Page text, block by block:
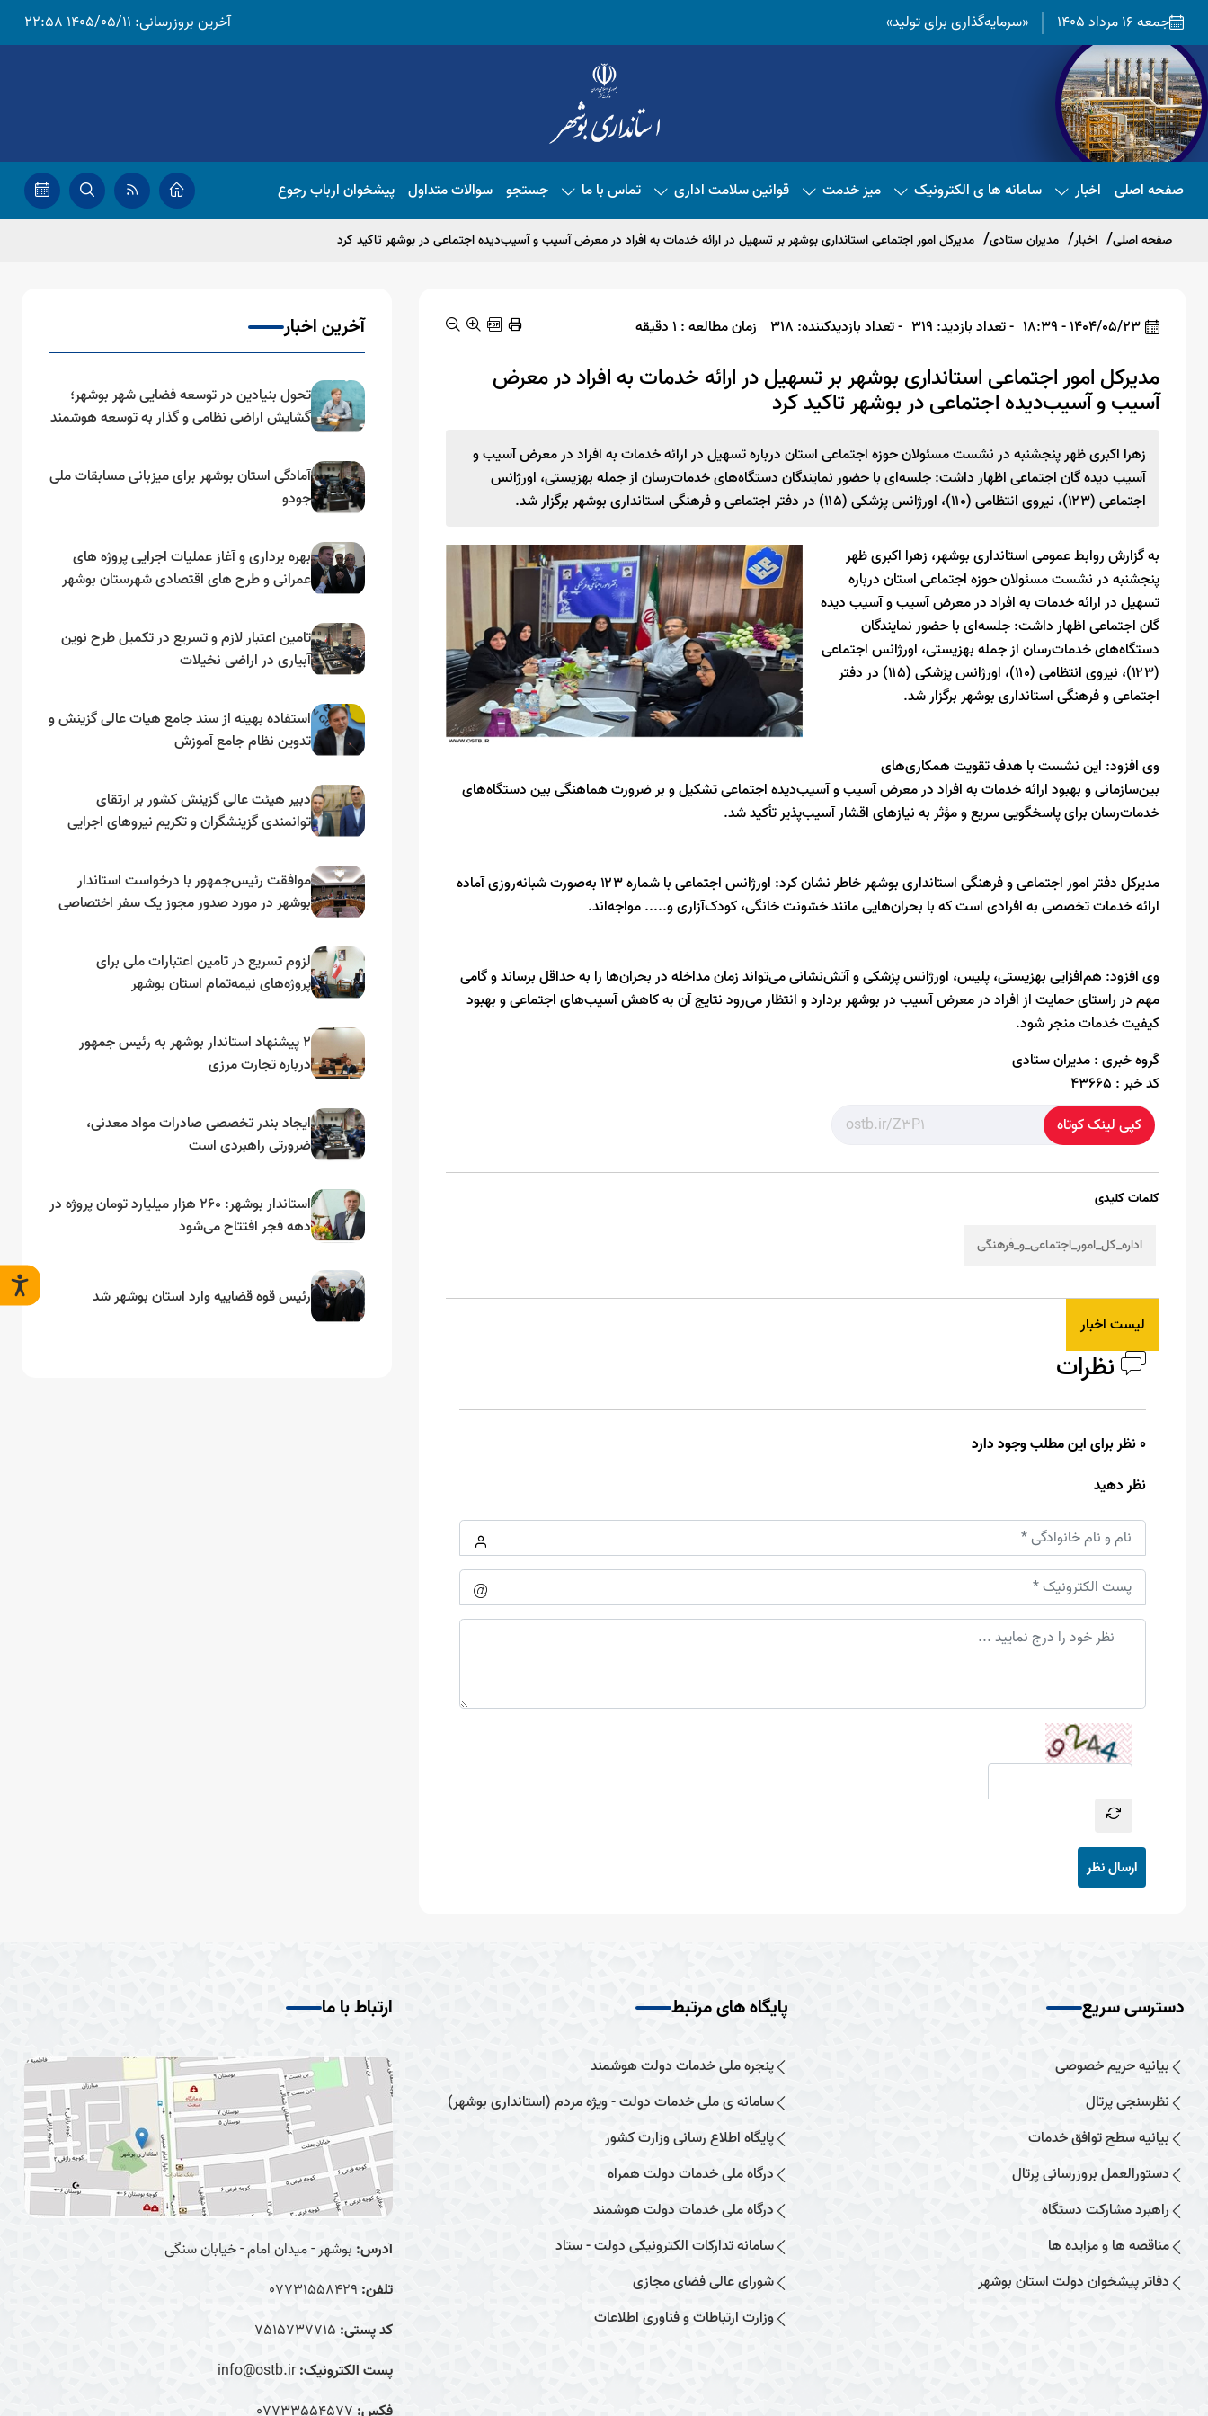
جمعه 16 مرداد 1405 «سرمایه‌گذاری برای تولید» آخرین بروزرسانی: 1405/05/11 22:58
صفحه اصلی اخبار سامانه ها ی الکترونیک میز خدمت قوانین سلامت اداری تماس با ما جستجو سوالات متداول پیشخوان ارباب رجوع
صفحه اصلی اخبار مدیران ستادی مدیرکل امور اجتماعی استانداری بوشهر بر تسهیل در ارائه خدمات به افراد در معرض آسیب و آسیب‌دیده اجتماعی در بوشهر تاکید کرد
1404/05/23 - 18:39 - تعداد بازدید: 319 - تعداد بازدیدکننده: 318 زمان مطالعه : 1 دقیقه
مدیرکل امور اجتماعی استانداری بوشهر بر تسهیل در ارائه خدمات به افراد در معرض
آسیب و آسیب‌دیده اجتماعی در بوشهر تاکید کرد
زهرا اکبری ظهر پنجشنبه در نشست مسئولان حوزه اجتماعی استان درباره تسهیل در ارائه خدمات به افراد در معرض آسیب و
آسیب دیده گان اجتماعی اظهار داشت: جلسه‌ای با حضور نمایندگان دستگاه‌های خدمات‌رسان از جمله بهزیستی، اورژانس
اجتماعی (۱۲۳)، نیروی انتظامی (۱۱۰)، اورژانس پزشکی (۱۱۵) در دفتر اجتماعی و فرهنگی استانداری بوشهر برگزار شد.
به گزارش روابط عمومی استانداری بوشهر، زهرا اکبری ظهر
پنجشنبه در نشست مسئولان حوزه اجتماعی استان درباره
تسهیل در ارائه خدمات به افراد در معرض آسیب و آسیب دیده
گان اجتماعی اظهار داشت: جلسه‌ای با حضور نمایندگان
دستگاه‌های خدمات‌رسان از جمله بهزیستی، اورژانس اجتماعی
(۱۲۳)، نیروی انتظامی (۱۱۰)، اورژانس پزشکی (۱۱۵) در دفتر
اجتماعی و فرهنگی استانداری بوشهر برگزار شد.
وی افزود: این نشست با هدف تقویت همکاری‌های
بین‌سازمانی و بهبود ارائه خدمات به افراد در معرض آسیب و آسیب‌دیده اجتماعی تشکیل و بر ضرورت هماهنگی بین دستگاه‌های
خدمات‌رسان برای پاسخگویی سریع و مؤثر به نیازهای اقشار آسیب‌پذیر تأکید شد.
مدیرکل دفتر امور اجتماعی و فرهنگی استانداری بوشهر خاطر نشان کرد: اورژانس اجتماعی با شماره ۱۲۳ به‌صورت شبانه‌روزی آماده
ارائه خدمات تخصصی به افرادی است که با بحران‌هایی مانند خشونت خانگی، کودک‌آزاری و..... مواجه‌اند.
وی افزود: هم‌افزایی بهزیستی، پلیس، اورژانس پزشکی و آتش‌نشانی می‌تواند زمان مداخله در بحران‌ها را به حداقل برساند و گامی
مهم در راستای حمایت از افراد در معرض آسیب در بوشهر بردارد و انتظار می‌رود نتایج آن به کاهش آسیب‌های اجتماعی و بهبود
کیفیت خدمات منجر شود.
گروه خبری :مدیران ستادی
کد خبر : 43665
کپی لینک کوتاه
کلمات کلیدی
اداره_کل_امور_اجتماعی_و_فرهنگی
لیست اخبار
نظرات
0 نظر برای این مطلب وجود دارد
نظر دهید
ارسال نظر
آخرین اخبار
تحول بنیادین در توسعه فضایی شهر بوشهر؛
گشایش اراضی نظامی و گذار به توسعه هوشمند
آمادگی استان بوشهر برای میزبانی مسابقات ملی
جودو
بهره برداری و آغاز عملیات اجرایی پروژه های
عمرانی و طرح های اقتصادی شهرستان بوشهر
تامین اعتبار لازم و تسریع در تکمیل طرح نوین
آبیاری در اراضی نخیلات
استفاده بهینه از سند جامع هیات عالی گزینش و‌
تدوین نظام جامع آموزش
دبیر هیئت عالی گزینش کشور بر ارتقای
توانمندی گزینشگران و تکریم نیروهای اجرایی
موافقت رئیس‌جمهور با درخواست استاندار
بوشهر در مورد صدور مجوز یک سفر اختصاصی
لزوم تسریع در تامین اعتبارات ملی برای
پروژه‌های نیمه‌تمام استان بوشهر
۲ پیشنهاد استاندار بوشهر به رئیس جمهور
درباره تجارت مرزی
ایجاد بندر تخصصی صادرات مواد معدنی،
ضرورتی راهبردی است
استاندار بوشهر: ۲۶۰ هزار میلیارد تومان پروژه در
دهه فجر افتتاح می‌شود
رئیس قوه قضاییه وارد استان بوشهر شد
دسترسی سریع
بیانیه حریم خصوصی
نظرسنجی پرتال
بیانیه سطح توافق خدمات
دستورالعمل بروزرسانی پرتال
راهبرد مشارکت دستگاه
مناقصه ها و مزایده ها
دفاتر پیشخوان دولت استان بوشهر
پایگاه های مرتبط
پنجره ملی خدمات دولت هوشمند
سامانه ی ملی خدمات دولت - ویژه مردم (استانداری بوشهر)
پایگاه اطلاع رسانی وزارت کشور
درگاه ملی خدمات دولت همراه
درگاه ملی خدمات دولت هوشمند
سامانه تدارکات الکترونیکی دولت - ستاد
شورای عالی فضای مجازی
وزارت ارتباطات و فناوری اطلاعات
ارتباط با ما
آدرس: بوشهر - میدان امام - خیابان سنگی
تلفن: 07731558429
کد پستی: 7515737715
پست الکترونیک:info@ostb.ir